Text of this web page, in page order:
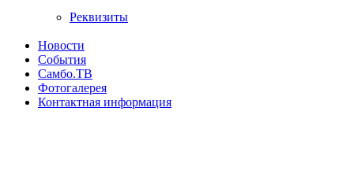
Реквизиты
Новости
События
Самбо.ТВ
Фотогалерея
Контактная информация